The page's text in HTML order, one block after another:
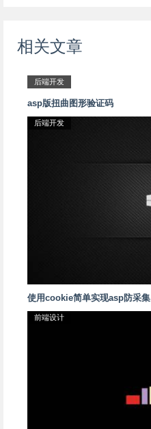
相关文章
后端开发
asp版扭曲图形验证码
后端开发
使用cookie简单实现asp防采集
前端设计